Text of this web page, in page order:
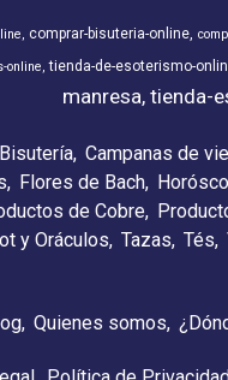
comprar-bisuteria-online
online tienda-de-esoterismo-
manresa tienda-
Bisutería Campanas de
Flores de Bach
de Cobre
y Oráculos Tazas Tés
Quienes somos